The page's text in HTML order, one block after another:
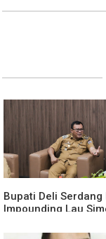
Bupati Deli Serdang
Impounding Lau
Segera Dirasakan